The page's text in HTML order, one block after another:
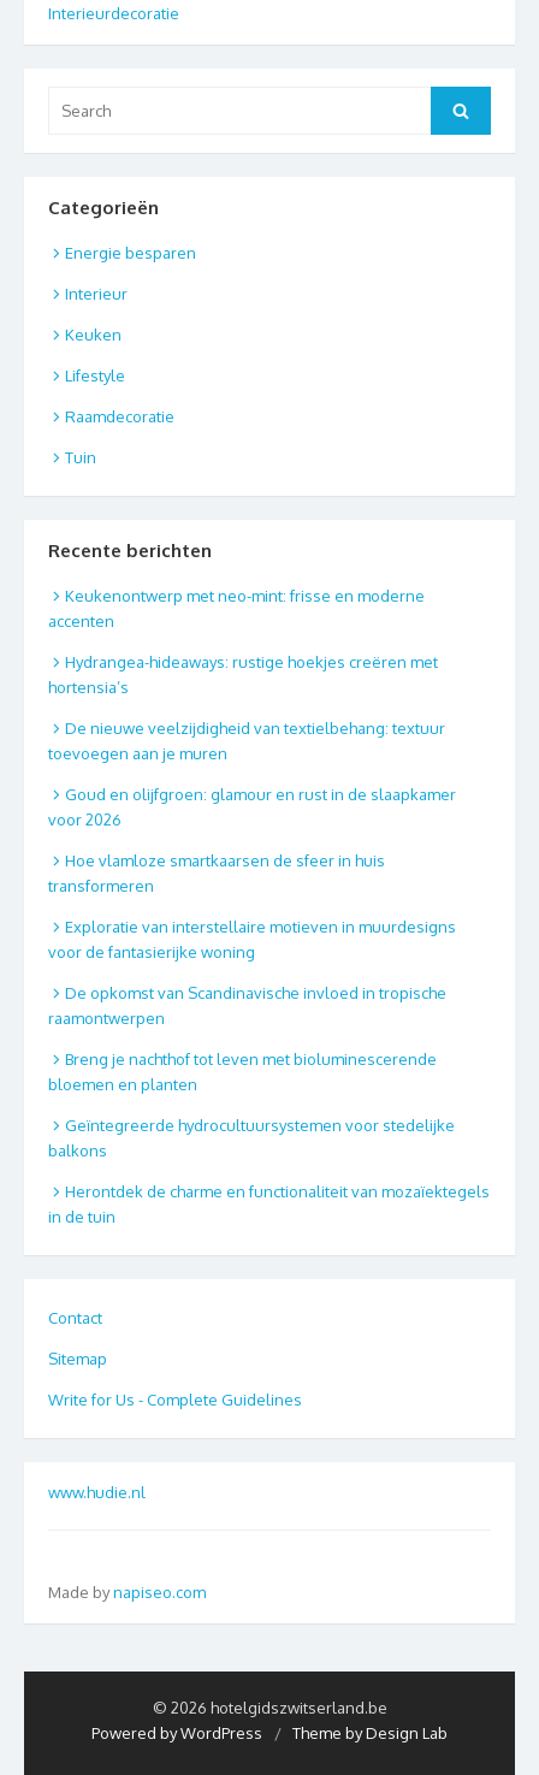
Interieurdecoratie
for:
Search
Categorieën
Energie besparen
Interieur
Keuken
Lifestyle
Raamdecoratie
Tuin
Recente berichten
Keukenontwerp met neo-mint: frisse en moderne
accenten
Hydrangea-hideaways: rustige hoekjes creëren met
hortensia’s
De nieuwe veelzijdigheid van textielbehang: textuur
toevoegen aan je muren
Goud en olijfgroen: glamour en rust in de slaapkamer
voor 2026
Hoe vlamloze smartkaarsen de sfeer in huis
transformeren
Exploratie van interstellaire motieven in muurdesigns
voor de fantasierijke woning
De opkomst van Scandinavische invloed in tropische
raamontwerpen
Breng je nachthof tot leven met bioluminescerende
bloemen en planten
Geïntegreerde hydrocultuursystemen voor stedelijke
balkons
Herontdek de charme en functionaliteit van mozaïektegels
in de tuin
Contact
Sitemap
Write for Us - Complete Guidelines
www.hudie.nl
Made bynapiseo.com
© 2026 hotelgidszwitserland.be
Powered by WordPress
/ Theme by Design Lab